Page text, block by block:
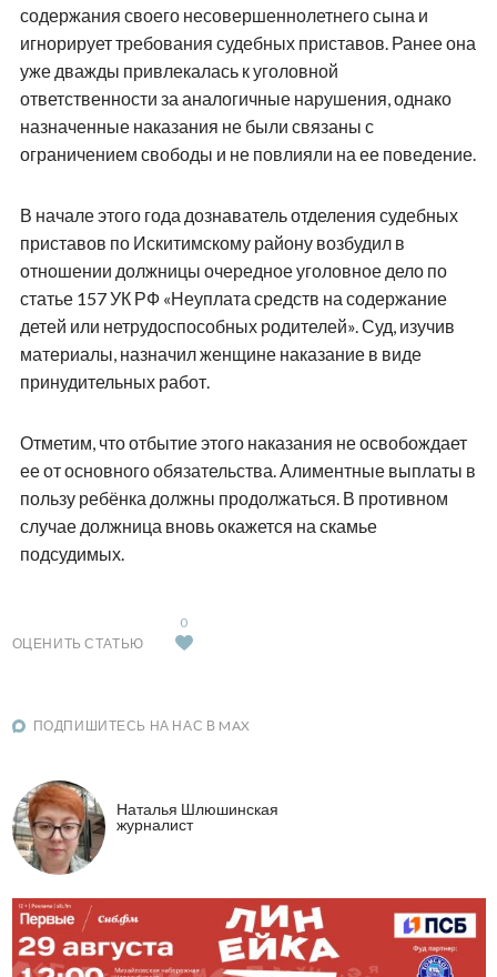
содержания своего несовершеннолетнего сына и
игнорирует требования судебных приставов. Ранее она
уже дважды привлекалась к уголовной
ответственности за аналогичные нарушения, однако
назначенные наказания не были связаны с
ограничением свободы и не повлияли на ее поведение.
В начале этого года дознаватель отделения судебных
приставов по Искитимскому району возбудил в
отношении должницы очередное уголовное дело по
статье 157 УК РФ «Неуплата средств на содержание
детей или нетрудоспособных родителей». Суд, изучив
материалы, назначил женщине наказание в виде
принудительных работ.
Отметим, что отбытие этого наказания не освобождает
ее от основного обязательства. Алиментные выплаты в
пользу ребёнка должны продолжаться. В противном
случае должница вновь окажется на скамье
подсудимых.
ОЦЕНИТЬ СТАТЬЮ
0
ПОДПИШИТЕСЬ НА НАС В MAX
Наталья Шлюшинская
журналист